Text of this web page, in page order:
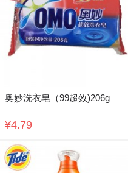
奥妙洗衣皂（99超效)206g
¥4.79